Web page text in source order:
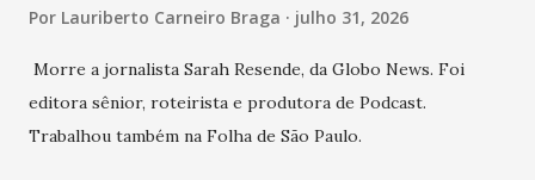
Por Lauriberto Carneiro Braga julho 31, 2026
Morre a jornalista Sarah Resende, da Globo News. Foi
editora sênior, roteirista e produtora de Podcast.
Trabalhou também na Folha de São Paulo.